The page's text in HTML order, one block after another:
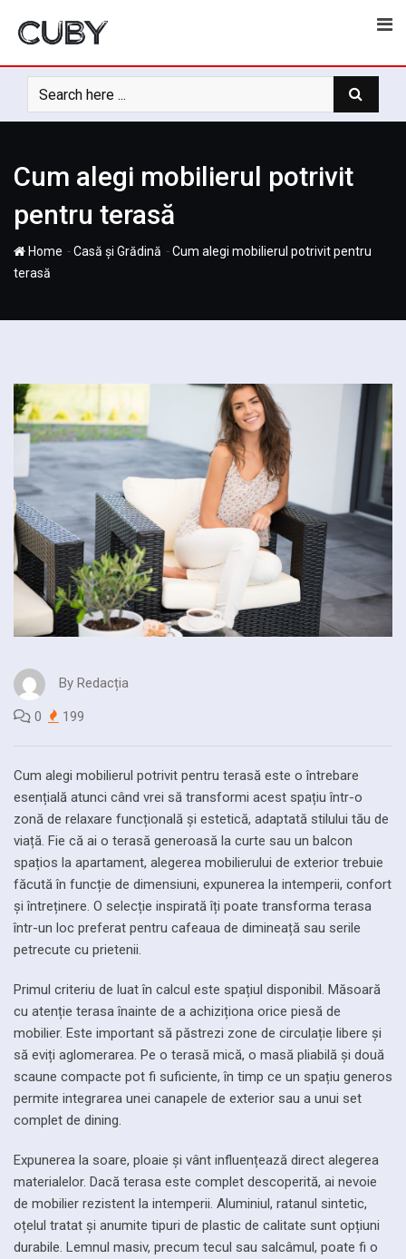
Cum alegi mobilierul potrivit
pentru terasă
Home -Casă și Grădină -Cum alegi mobilierul potrivit pentru
terasă
By Redacția
0 199
Cum alegi mobilierul potrivit pentru terasă este o întrebare
esențială atunci când vrei să transformi acest spațiu într-o
zonă de relaxare funcțională și estetică, adaptată stilului tău de
viață. Fie că ai o terasă generoasă la curte sau un balcon
spațios la apartament, alegerea mobilierului de exterior trebuie
făcută în funcție de dimensiuni, expunerea la intemperii, confort
și întreținere. O selecție inspirată îți poate transforma terasa
într-un loc preferat pentru cafeaua de dimineață sau serile
petrecute cu prietenii.
Primul criteriu de luat în calcul este spațiul disponibil. Măsoară
cu atenție terasa înainte de a achiziționa orice piesă de
mobilier. Este important să păstrezi zone de circulație libere și
să eviți aglomerarea. Pe o terasă mică, o masă pliabilă și două
scaune compacte pot fi suficiente, în timp ce un spațiu generos
permite integrarea unei canapele de exterior sau a unui set
complet de dining.
Expunerea la soare, ploaie și vânt influențează direct alegerea
materialelor. Dacă terasa este complet descoperită, ai nevoie
de mobilier rezistent la intemperii. Aluminiul, ratanul sintetic,
oțelul tratat și anumite tipuri de plastic de calitate sunt opțiuni
durabile. Lemnul masiv, precum tecul sau salcâmul, poate fi o